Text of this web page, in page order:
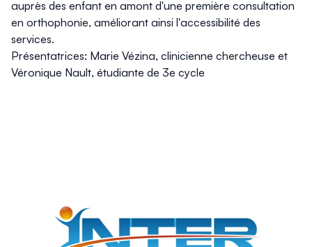
auprès des enfant en amont d'une première consultation
en orthophonie, améliorant ainsi l'accessibilité des
services.
Présentatrices: Marie Vézina, clinicienne chercheuse et
Véronique Nault, étudiante de 3e cycle